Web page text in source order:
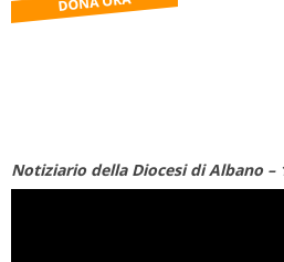
Notiziario della Diocesi di Albano –